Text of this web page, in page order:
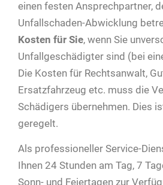
einen festen Ansprechpartner,
Unfallschaden-Abwicklung
Kosten für Sie, wenn Sie
Unfallgeschädigter sind (bei
Die Kosten für Rechtsanwalt,
Ersatzfahrzeug etc. muss die
Schädigers übernehmen. Dies
geregelt.
Als professioneller Service-
Ihnen 24 Stunden am Tag, 7
Sonn- und Feiertagen zur